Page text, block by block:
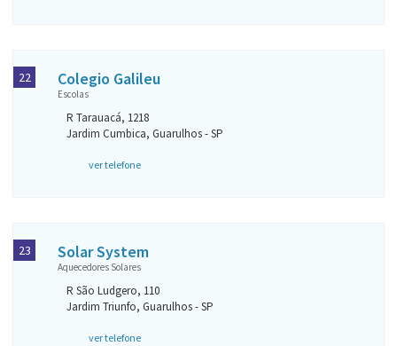
Colegio Galileu
Escolas
R Tarauacá, 1218
Jardim Cumbica, Guarulhos - SP
ver telefone
22
Solar System
Aquecedores Solares
R São Ludgero, 110
Jardim Triunfo, Guarulhos - SP
ver telefone
23